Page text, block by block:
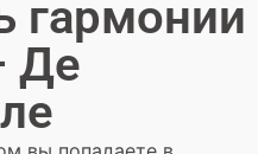
гармонии
Де